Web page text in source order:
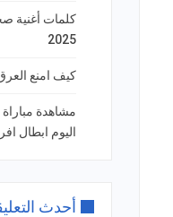
كلمات أغنية
2025
كيف امنع
مشاهدة مباراة
اليوم ابطال
أحدث